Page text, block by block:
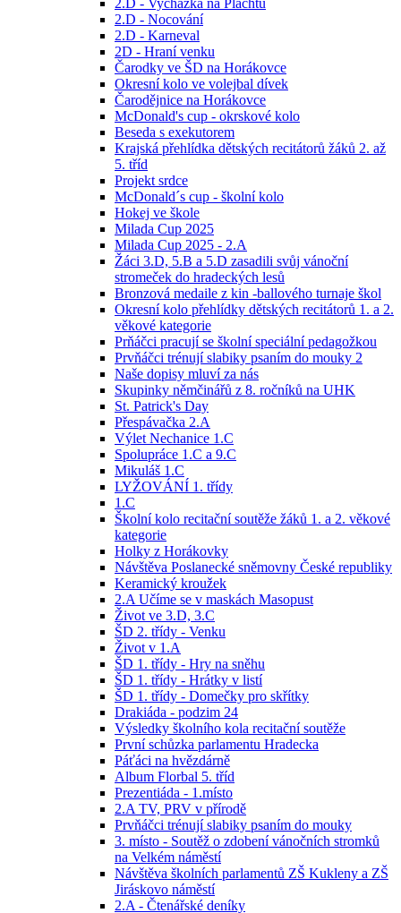
2.D - Vycházka na Plachtu
2.D - Nocování
2.D - Karneval
2D - Hraní venku
Čarodky ve ŠD na Horákovce
Okresní kolo ve volejbal dívek
Čarodějnice na Horákovce
McDonald's cup - okrskové kolo
Beseda s exekutorem
Krajská přehlídka dětských recitátorů žáků 2. až
5. tříd
Projekt srdce
McDonald´s cup - školní kolo
Hokej ve škole
Milada Cup 2025
Milada Cup 2025 - 2.A
Žáci 3.D, 5.B a 5.D zasadili svůj vánoční
stromeček do hradeckých lesů
Bronzová medaile z kin -ballového turnaje škol
Okresní kolo přehlídky dětských recitátorů 1. a 2.
věkové kategorie
Prňáčci pracují se školní speciální pedagožkou
Prvňáčci trénují slabiky psaním do mouky 2
Naše dopisy mluví za nás
Skupinky němčinářů z 8. ročníků na UHK
St. Patrick's Day
Přespávačka 2.A
Výlet Nechanice 1.C
Spolupráce 1.C a 9.C
Mikuláš 1.C
LYŽOVÁNÍ 1. třídy
1.C
Školní kolo recitační soutěže žáků 1. a 2. věkové
kategorie
Holky z Horákovky
Návštěva Poslanecké sněmovny České republiky
Keramický kroužek
2.A Učíme se v maskách Masopust
Život ve 3.D, 3.C
ŠD 2. třídy - Venku
Život v 1.A
ŠD 1. třídy - Hry na sněhu
ŠD 1. třídy - Hrátky v listí
ŠD 1. třídy - Domečky pro skřítky
Drakiáda - podzim 24
Výsledky školního kola recitační soutěže
První schůzka parlamentu Hradecka
Páťáci na hvězdárně
Album Florbal 5. tříd
Prezentiáda - 1.místo
2.A TV, PRV v přírodě
Prvňáčci trénují slabiky psaním do mouky
3. místo - Soutěž o zdobení vánočních stromků
na Velkém náměstí
Návštěva školních parlamentů ZŠ Kukleny a ZŠ
Jiráskovo náměstí
2.A - Čtenářské deníky